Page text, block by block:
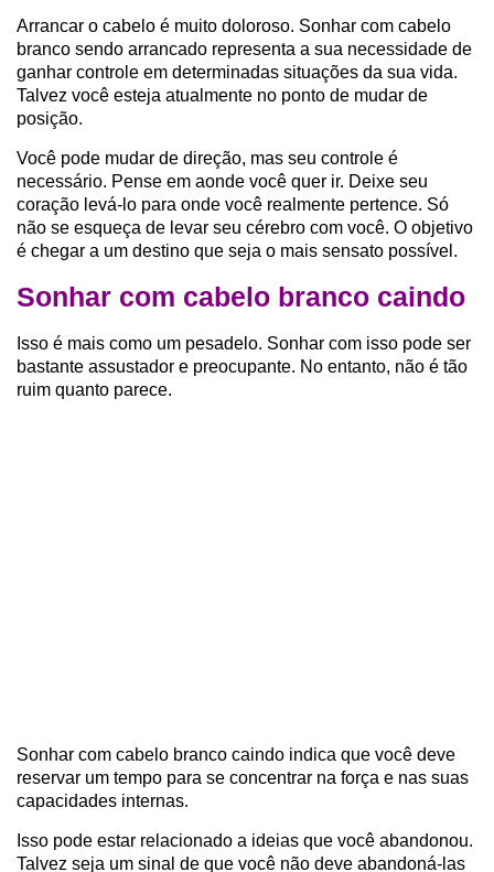
Arrancar o cabelo é muito doloroso. Sonhar com cabelo
branco sendo arrancado representa a sua necessidade de
ganhar controle em determinadas situações da sua vida.
Talvez você esteja atualmente no ponto de mudar de
posição.
Você pode mudar de direção, mas seu controle é
necessário. Pense em aonde você quer ir. Deixe seu
coração levá-lo para onde você realmente pertence. Só
não se esqueça de levar seu cérebro com você. O objetivo
é chegar a um destino que seja o mais sensato possível.
Sonhar com cabelo branco caindo
Isso é mais como um pesadelo. Sonhar com isso pode ser
bastante assustador e preocupante. No entanto, não é tão
ruim quanto parece.
Sonhar com cabelo branco caindo indica que você deve
reservar um tempo para se concentrar na força e nas suas
capacidades internas.
Isso pode estar relacionado a ideias que você abandonou.
Talvez seja um sinal de que você não deve abandoná-las